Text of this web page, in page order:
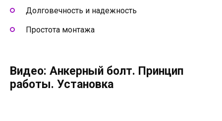
Долговечность и надежность
Простота монтажа
Видео: Анкерный болт. Принцип
работы. Установка